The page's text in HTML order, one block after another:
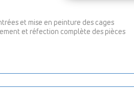
et mise en peinture des cages
et réfection complète des pièces